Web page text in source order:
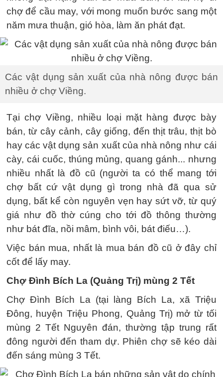
chợ để cầu may, với mong muốn bước sang một
năm mưa thuận, gió hòa, làm ăn phát đạt.
Các vật dụng sản xuất của nhà nông được bán
nhiều ở chợ Viềng.
Tại chợ Viềng, nhiều loại mặt hàng được bày
bán, từ cây cảnh, cây giống, đến thịt trâu, thịt bò
hay các vật dụng sản xuất của nhà nông như cái
cày, cái cuốc, thúng mủng, quang gánh... nhưng
nhiều nhất là đồ cũ (người ta có thể mang tới
chợ bất cứ vật dụng gì trong nhà đã qua sử
dụng, bất kể còn nguyên vẹn hay sứt vỡ, từ quý
giá như đồ thờ cúng cho tới đồ thông thường
như bát đĩa, nồi mâm, bình vôi, bát điếu…).
Việc bán mua, nhất là mua bán đồ cũ ở đây chỉ
cốt để lấy may.
Chợ Đình Bích La (Quảng Trị) mùng 2 Tết
Chợ Đình Bích La (tại làng Bích La, xã Triệu
Đông, huyện Triệu Phong, Quảng Trị) mở từ tối
mùng 2 Tết Nguyên đán, thường tập trung rất
đông người đến tham dự. Phiên chợ sẽ kéo dài
đến sáng mùng 3 Tết.